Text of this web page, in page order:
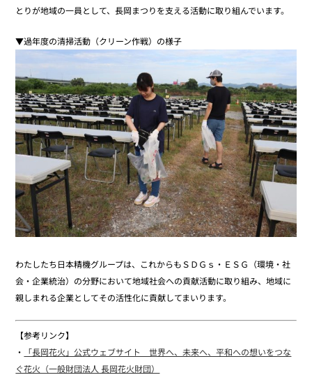
とりが地域の一員として、長岡まつりを支える活動に取り組んでいます。
▼過年度の清掃活動（クリーン作戦）の様子
わたしたち日本精機グループは、これからもＳＤＧｓ・ＥＳＧ（環境・社
会・企業統治）の分野において地域社会への貢献活動に取り組み、地域に
親しまれる企業としてその活性化に貢献してまいります。
【参考リンク】
・
「長岡花火」公式ウェブサイト 世界へ、未来へ、平和への想いをつな
ぐ花火（一般財団法人 長岡花火財団）